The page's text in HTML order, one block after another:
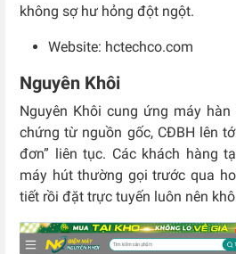
không sợ hư hỏng đột ngột.
Website: hctechco.com
Nguyên Khôi
Nguyên Khôi cung ứng máy
chứng từ nguồn gốc, CĐBH lên
đơn” liên tục. Các khách hàng
máy hút thường gọi trước qua
tiết rồi đặt trực tuyến luôn nên